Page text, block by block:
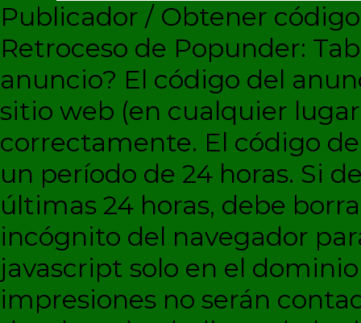
Publicador / Obtener
Retroceso de Popunder:
anuncio? El código del
sitio web (en cualquier
correctamente. El código
un período de 24 horas. Si
últimas 24 horas, debe
incógnito del navegador
javascript solo en el
impresiones no serán